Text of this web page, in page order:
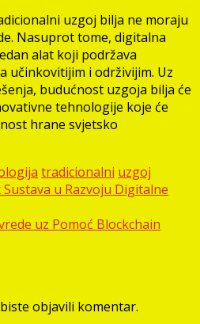
uzgoj bilja ne moraju
Nasuprot tome, digitalna
alat koji podržava
učinkovitijim i održivijim. Uz
budućnost uzgoja bilja će
tehnologije koje će
hrane svjetsko
tradicionalni uzgoj
u Razvoju Digitalne
uz Pomoć Blockchain
objavili komentar.